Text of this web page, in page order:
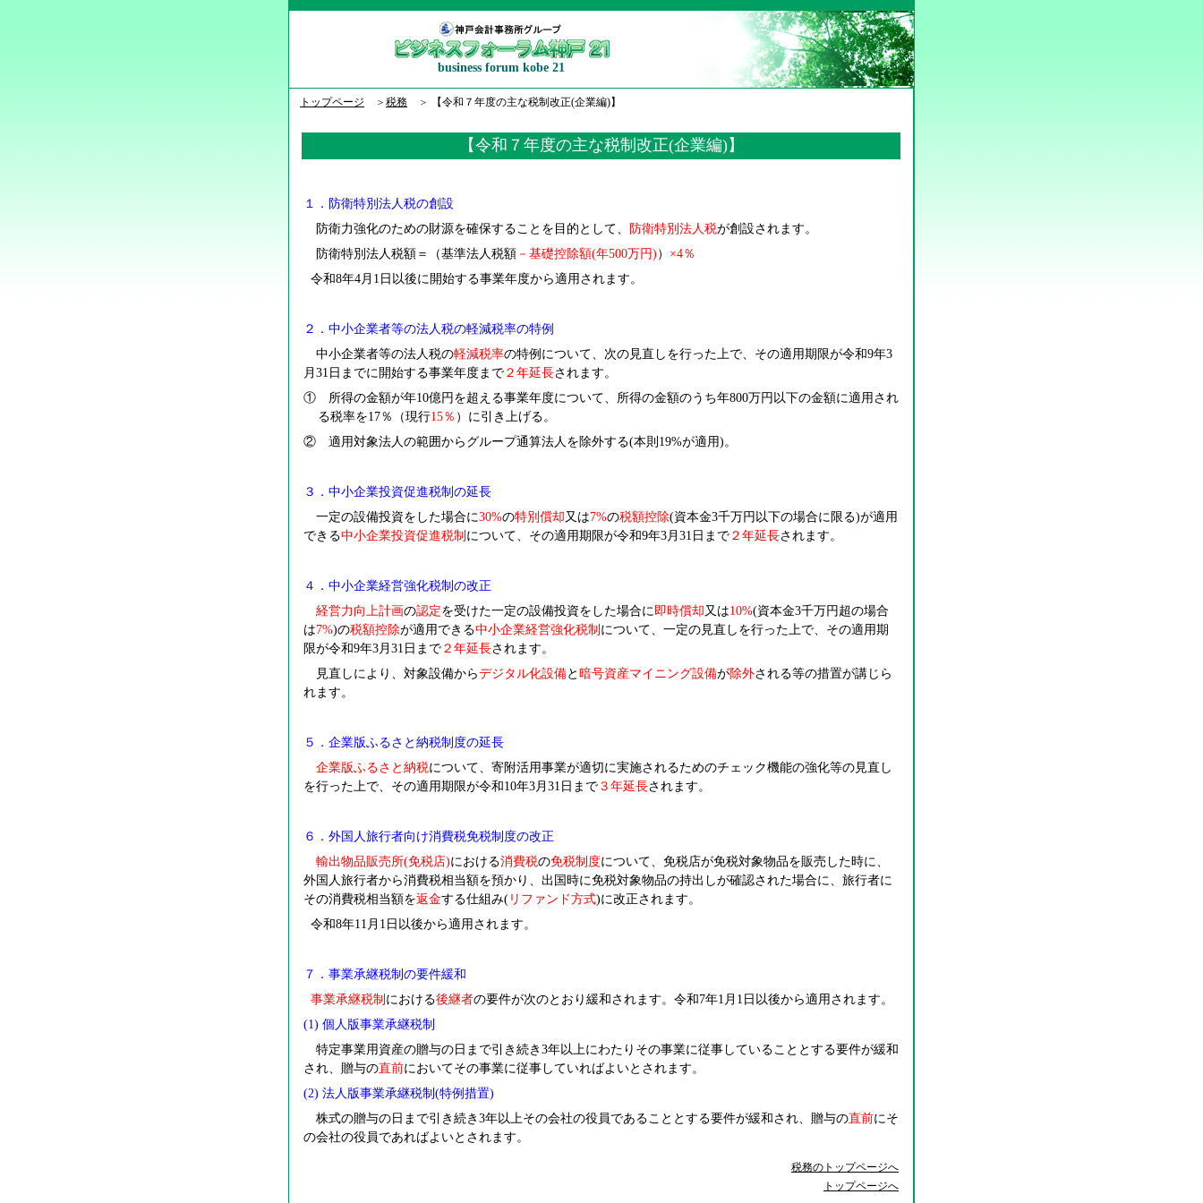
business forum kobe 21
トップページ ＞ 税務 ＞ 【令和７年度の主な税制改正(企業編)】
【令和７年度の主な税制改正(企業編)】
１．防衛特別法人税の創設
防衛力強化のための財源を確保することを目的として、
防衛特別法人税が創設されます。
防衛特別法人税額＝（基準法人税額 －基礎控除額(年500万円) ） ×4％
令和8年4月1日以後に開始する事業年度から適用されます。
２．中小企業者等の法人税の軽減税率の特例
中小企業者等の法人税の軽減税率の特例について、次の見直しを行った上で、その適用期限が令和9年3
月 31 日までに開始する事業年度まで ２年延長されます。
① 所得の金額が年10億円を超える事業年度について、所得の金額のうち年800万円以下の金額に適用され
る税率を17％（現行15％ ）に引き上げる。
② 適用対象法人の範囲からグループ通算法人を除外する(本則19%が適用)。
３．中小企業投資促進税制の延長
一定の設備投資をした場合に30%の特別償却 又は7%の税額控除(資本金3千万円以下の場合に限る)が適用
できる中小企業投資促進税制 について、 その適用期限が令和9年3月 31 日まで ２年延長されます。
４．中小企業経営強化税制の改正
経営力向上計画の認定を受けた一定の設備投資をした場合に即時償却 又は10%(資本金3千万円超の場合
は7%)の税額控除が適用できる中小企業経営強化税制 について、 一定の見直しを行った上で、その適用期
限が令和9年3月 31 日まで ２年延長されます。
見直しにより、対象設備からデジタル化設備と 暗号資産マイニング設備が除外される等の措置が講じら
れます。
５．企業版ふるさと納税制度の延長
企業版ふるさと納税について、寄附活用事業が適切に実施されるためのチェック機能の強化等の見直し
を行った上で、その適用期限が令和 10年3月 31 日まで ３年延長されます。
６．外国人旅行者向け消費税免税制度の改正
輸出物品販売所(免税店)における消費税の免税制度について、免税店が免税対象物品を販売した時に、
外国人旅行者から消費税相当額を預かり、出国時に免税対象物品の持出しが確認された場合に、旅行者に
その消費税相当額を返金する仕組み( リファンド方式)に改正されます。
令和8年11月1日以後から適用されます。
７．事業承継税制の要件緩和
事業承継税制 における後継者の要件が次のとおり緩和されます。令和7年1月1日以後から適用されます。
(1) 個人版事業承継税制
特定事業用資産の贈与の日まで引き続き3年以上にわたりその事業に従事していることとする要件が緩和
され、贈与の直前においてその事業に従事していればよいとされます。
(2) 法人版事業承継税制(特例措置)
株式の贈与の日まで引き続き3年以上その会社の役員であることとする要件が緩和され、贈与の直前にそ
の会社の役員であればよいとされます。
税務のトップページへ
トップページへ